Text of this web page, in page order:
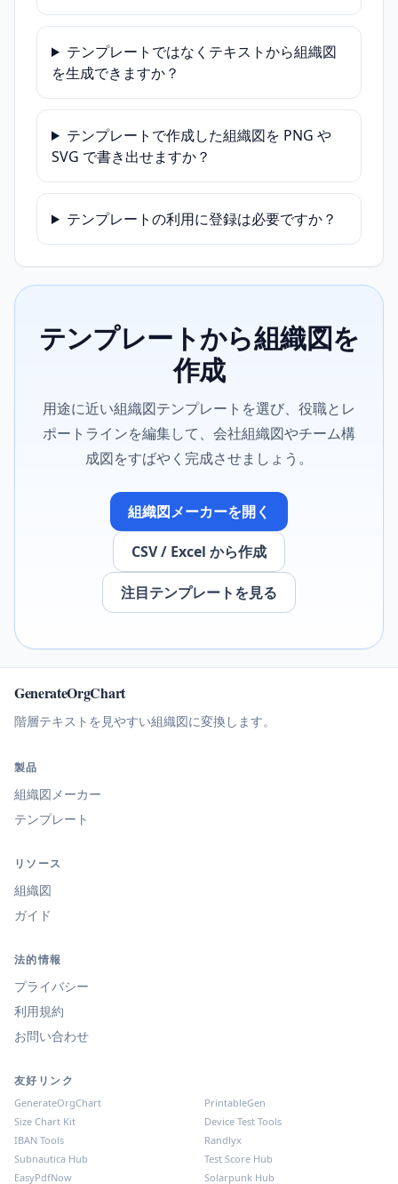
テンプレートではなくテキストから組織図
を生成できますか？
テンプレートで作成した組織図を PNG や
SVG で書き出せますか？
テンプレートの利用に登録は必要ですか？
テンプレートから組織図を
作成
用途に近い組織図テンプレートを選び、役職とレ
ポートラインを編集して、会社組織図やチーム構
成図をすばやく完成させましょう。
組織図メーカーを開く
CSV / Excel から作成
注目テンプレートを見る
GenerateOrgChart
階層テキストを見やすい組織図に変換します。
製品
組織図メーカー
テンプレート
リソース
組織図
ガイド
法的情報
プライバシー
利用規約
お問い合わせ
友好リンク
GenerateOrgChart
PrintableGen
Size Chart Kit
Device Test Tools
IBAN Tools
Randlyx
Subnautica Hub
Test Score Hub
EasyPdfNow
Solarpunk Hub